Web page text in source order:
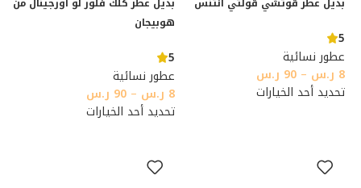
5
عطور نسائية
8 ر.س –
90 ر.س
تحديد أحد الخيارات
هوبيجان
5
عطور نسائية
8 ر.س –
90 ر.س
تحديد أحد الخيارات